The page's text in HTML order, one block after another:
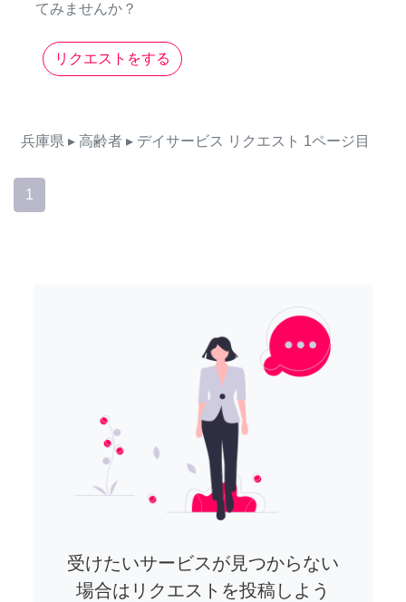
てみませんか？
リクエストをする
兵庫県 ▸ 高齢者 ▸ デイサービス リクエスト 1ページ目
1
受けたいサービスが見つからない
場合はリクエストを投稿しよう